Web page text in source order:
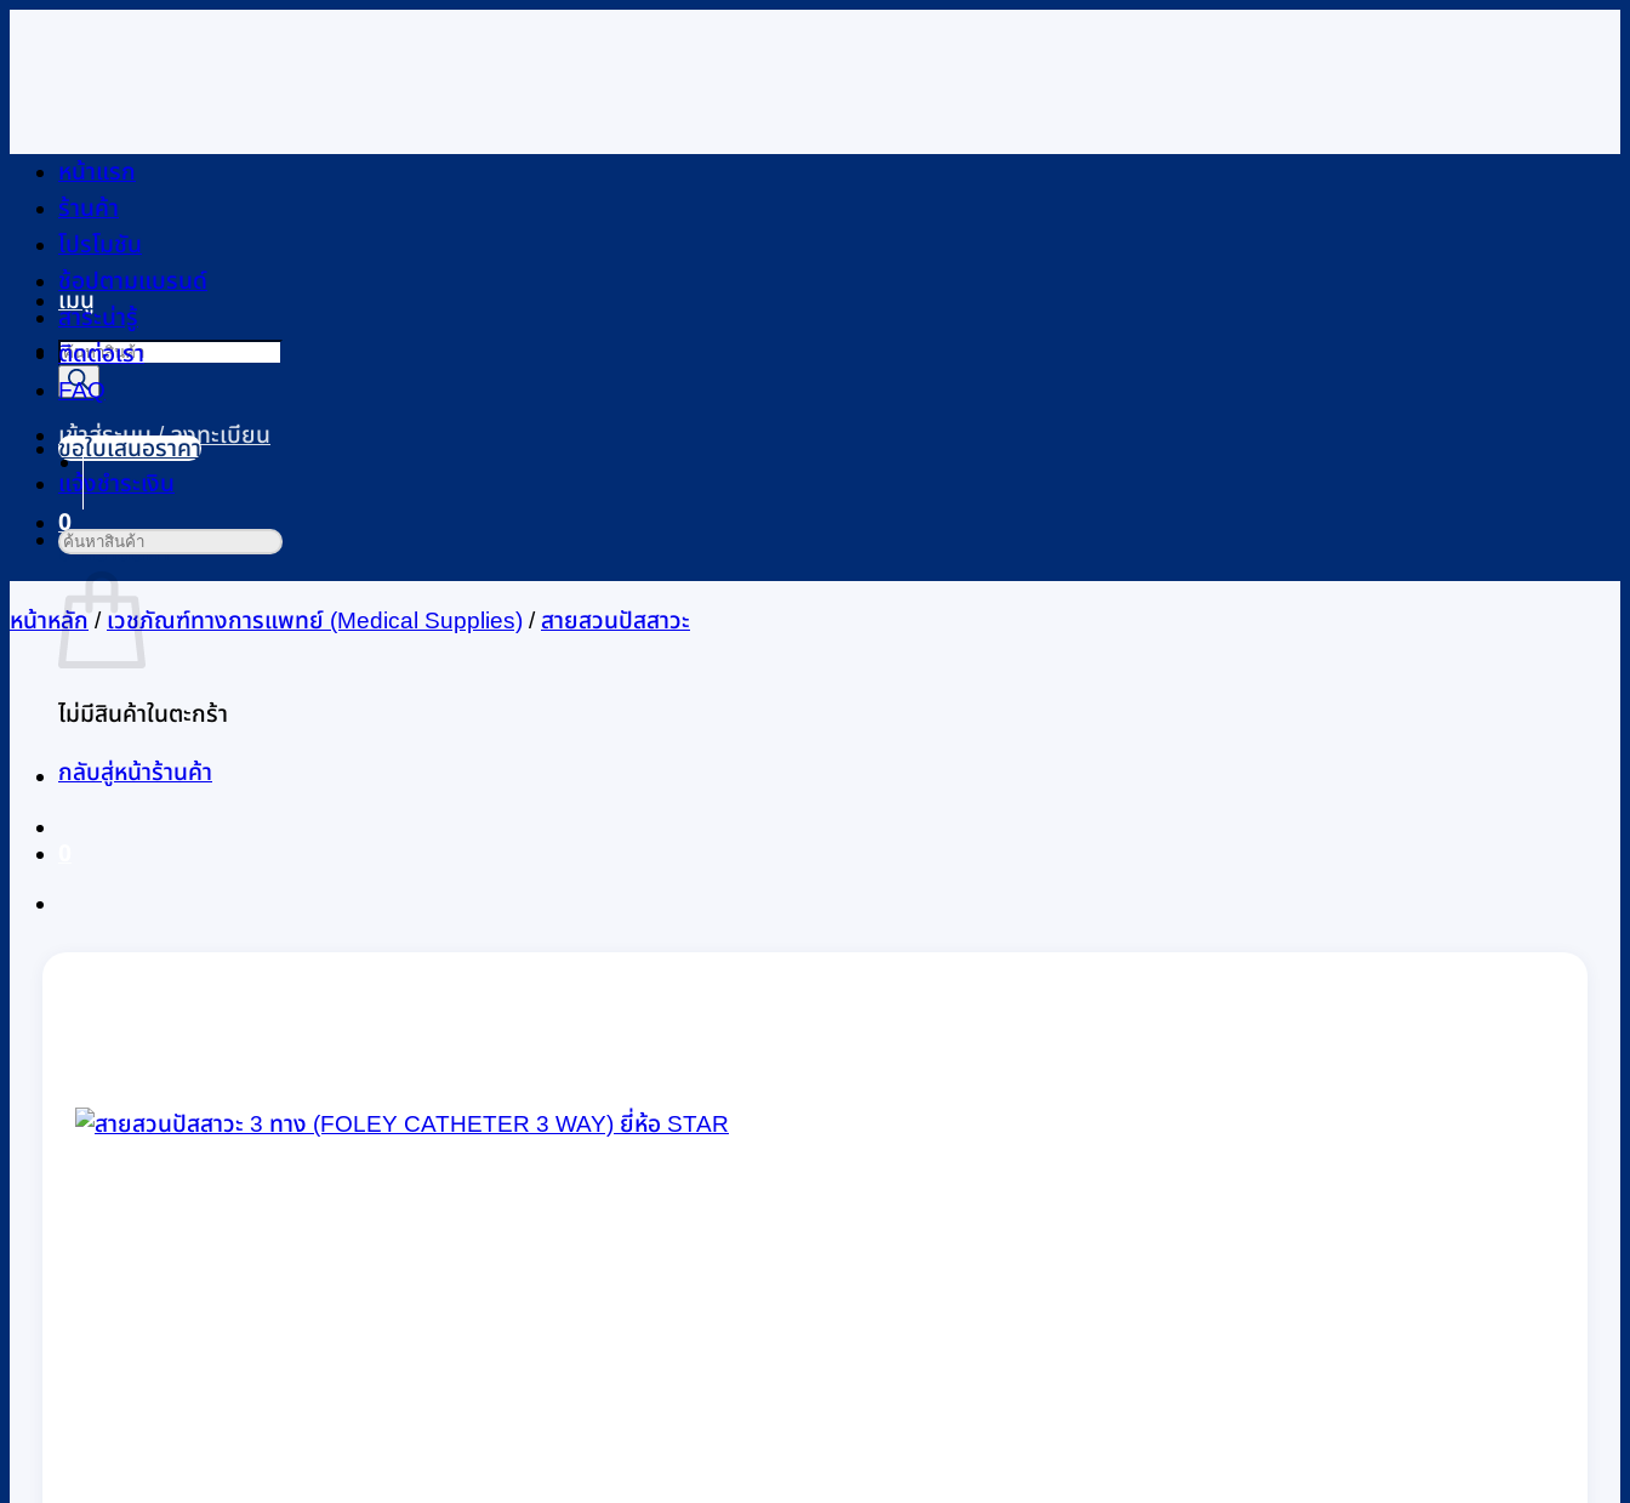
เมนู
Products
search
เข้าสู่ระบบ / ลงทะเบียน
0
ตะกร้าสินค้า
ไม่มีสินค้าในตะกร้า
กลับสู่หน้าร้านค้า
หน้าแรก
ร้านค้า
โปรโมชัน
ช้อปตามแบรนด์
สาระน่ารู้
ติดต่อเรา
FAQ
ขอใบเสนอราคา
แจ้งชำระเงิน
ค้นหา:
หน้าหลัก / เวชภัณฑ์ทางการแพทย์ (Medical Supplies) / สายสวนปัสสาวะ